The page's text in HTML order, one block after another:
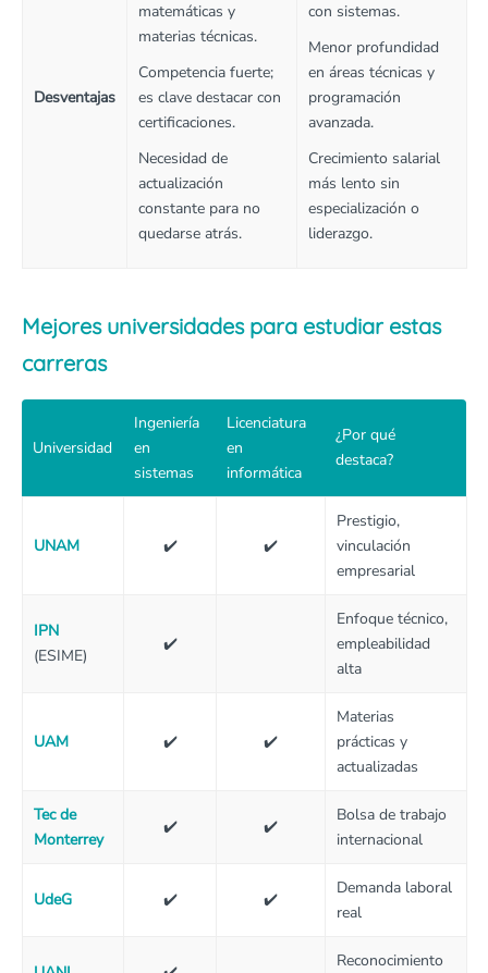
Desventajas
matemáticas y
materias técnicas.
Competencia fuerte;
es clave destacar con
certificaciones.
Necesidad de
actualización
constante para no
quedarse atrás.
con sistemas.
Menor profundidad
en áreas técnicas y
programación
avanzada.
Crecimiento salarial
más lento sin
especialización o
liderazgo.
Mejores universidades para estudiar estas
carreras
Universidad
Ingeniería
en
sistemas
Licenciatura
en
informática
¿Por qué
destaca?
UNAM ✔️ ✔️
Prestigio,
vinculación
empresarial
IPN
(ESIME)
✔️
Enfoque técnico,
empleabilidad
alta
UAM ✔️ ✔️
Materias
prácticas y
actualizadas
Tec de
Monterrey
✔️ ✔️
Bolsa de trabajo
internacional
UdeG ✔️ ✔️
Demanda laboral
real
Reconocimiento